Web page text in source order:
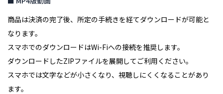
商品は決済の完了後、所定の手続きを経てダウンロードが可能と
なります。
スマホでのダウンロードはWi-Fiへの接続を推奨します。
ダウンロードしたZIPファイルを展開してご利用ください。
スマホでは文字などが小さくなり、視聴しにくくなることがあり
ます。